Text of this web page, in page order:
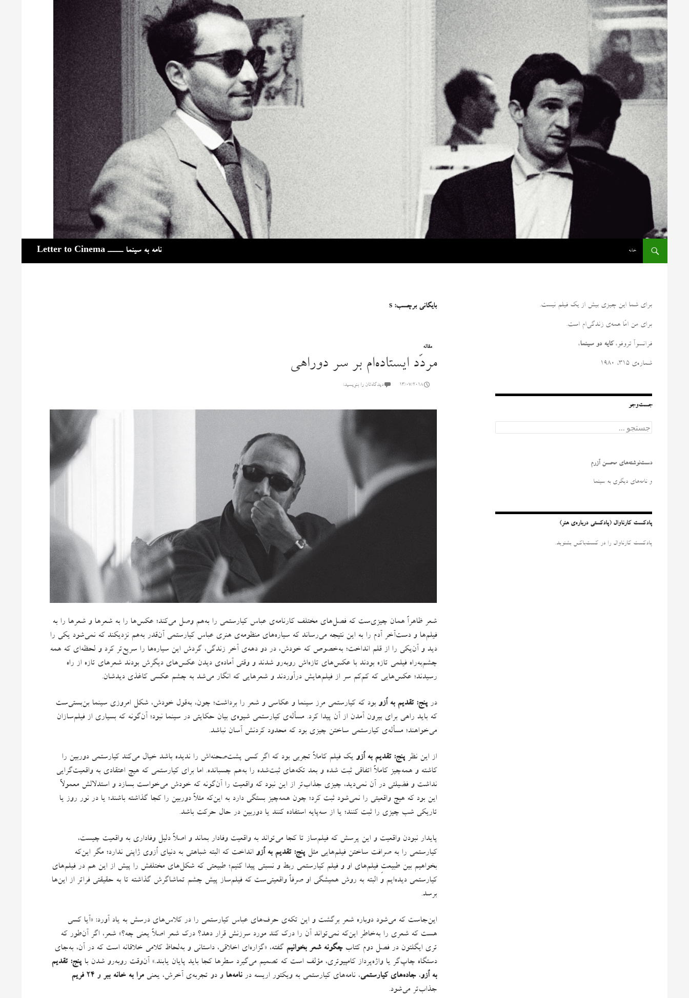
نامه به سینما ـــــ Letter to Cinema
خانه
بایگانی برچسب: s
مقاله‌
مردّد ایستاده‌ام بر سر دوراهی
13/07/2018 دیدگاه‌تان را بنویسید:
شعر ظاهراً همان چیزی‌ست که فصل‌های مختلف کارنامه‌ی عباس کیارستمی را به‌‌هم وصل می‌کند؛ عکس‌ها را به شعرها و شعرها را به
فیلم‌ها و دست‌آخر آدم را به این نتیجه می‌رساند که سیاره‌های منظومه‌ی هنری عباس کیارستمی آن‌قدر به‌هم نزدیکند که نمی‌شود یکی را
دید و آن‌یکی را از قلم انداخت؛ به‌خصوص که خودش، در دو دهه‌ی آخر زندگی، گردش این سیاره‌ها را سریع‌تر کرد و لحظه‌ای که همه
چشم‌به‌راه فیلمی تازه بودند با عکس‌های تازه‌اش روبه‌رو شدند و وقتی آماده‌ی دیدن عکس‌های دیگرش بودند شعرهای تازه از راه
رسیدند؛ عکس‌هایی که کم‌کم سر از فیلم‌هایش درآوردند و شعرهایی که انگار می‌شد به چشم عکسی کاغذی دیدشان.
درپنج:تقدیم به اُزو بود که کیارستمی مرز سینما و عکاسی و شعر را برداشت؛ چون، به‌قول خودش، شکل امروزی سینما بن‌بستی‌ست
که باید راهی برای بیرون آمدن از آن پیدا کرد. مسأله‌ی کیارستمی شیوه‌ی بیان حکایتی در سینما نبود؛ آن‌گونه که بسیاری از فیلم‌سازان
می‌خواهند؛ مسأله‌ی کیارستمی ساختن چیزی بود که محدود کردنش آسان نباشد.
از این نظرپنج:تقدیم به اُزو یک فیلم کاملاً تجربی بود که اگر کسی پشت‌صحنه‌اش را ندیده باشد خیال می‌کند کیارستمی دوربین را
کاشته و همه‌چیز کاملاً اتفاقی ثبت شده و بعد تکه‌های ثبت‌شده را به‌هم چسبانده. اما برای کیارستمی که هیچ اعتقادی به واقعیت‌گرایی
نداشت و فضیلتی در آن نمی‌دید، چیزی جذاب‌تر از این نبود که واقعیت را آن‌گونه که خودش می‌خواست بسازد و استدلالش معمولاً
این بود که هیچ واقعیتی را نمی‌شود ثبت کرد؛ چون همه‌چیز بستگی دارد به این‌که مثلاً دوربین را کجا گذاشته باشند؛ یا در نور روز یا
تاریکی شب چیزی را ثبت کنند؛ یا از سه‌پایه استفاده کنند یا دوربین در حال حرکت باشد.
پایدار نبودن واقعیت و این پرسش که فیلم‌ساز تا کجا می‌تواند به واقعیت وفادار بماند و اصلاً دلیل وفاداری به واقعیت چیست،
کیارستمی را به صرافت ساختن فیلم‌هایی مثلپنج:تقدیم به اُزو انداخت که البته شباهتی به دنیای اُزوی ژاپنی ندارد؛ مگر این‌که
بخواهیم بین طبیعتِ فیلم‌های او و فیلم کیارستمی ربط و نسبتی پیدا کنیم؛ طبیعتی که شکل‌های مختلفش را پیش از این هم در فیلم‌های
کیارستمی دیده‌ایم و البته به روش همیشگی او صرفاً واقعیتی‌ست که فیلم‌ساز پیش چشم تماشاگرش گذاشته تا به حقیقتی فراتر از این‌ها
برسد.
این‌جاست که می‌شود دوباره شعر برگشت و این تکه‌ی حرف‌های عباس کیارستمی را در کلاس‌های درسش به یاد آورد: «آیا کسی
هست که شعری را به‌خاطر این‌که نمی‌تواند آن را درک کند مورد سرزنش قرار دهد؟ درک شعر اصلاً یعنی چه؟» شعر، اگر آن‌طور که
تری ایگلتون در فصل دوم کتابچگونه شعر بخوانیم گفته، «گزاره‌ای اخلاقی، داستانی و به‌لحاظ کلامی خلاقانه است که در آن، به‌جای
دستگاه چاپ‌گر یا واژه‌پرداز کامپیوتری، مؤلف است که تصمیم می‌گیرد سطرها کجا باید پایان یابند.» آن‌وقت روبه‌رو شدن باپنج:تقدیم
به اُزو،جاده‌های کیارستمی، نامه‌های کیارستمی به ویکتور اریسه درنامه‌ها و دو تجربه‌ی آخرش، یعنیمرا به خانه ببر و ۲۴ فریم
جذاب‌تر می‌شود.
برای شما این چیزی بیش از یک فیلم نیست.
برای من امّا همه‌ی زندگی‌ام است.
فرانسوآ تروفو، کایه دو سینما،
شماره‌ی ۳۱۵، ۱۹۸۰
جست‌وجو
ج
س
و
ر
دست‌نوشته‌های محسن آزرم
و نامه‌‌های دیگری به سینما
پادکست کارناوال (پادکستی درباره‌ی هنر)
پادکست کارناوال را در کست‌باکس بشنوید.